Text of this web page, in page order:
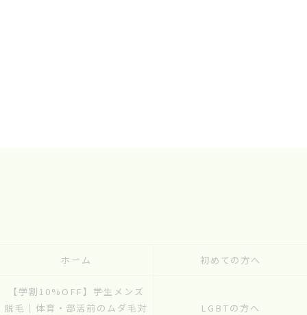
ホーム 初めての方へ
【学割10%OFF】学生メンズ
脱毛｜体育・部活前のムダ毛対
LGBTの方へ